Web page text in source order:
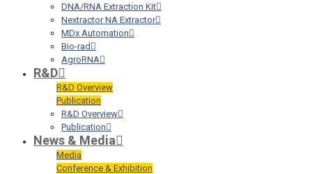
DNA/RNA Extraction Kit
Nextractor NA Extractor
MDx Automation
Bio-rad
AgroRNA
R&D
R&D Overview
Publication
R&D Overview
Publication
News & Media
Media
Conference & Exhibition